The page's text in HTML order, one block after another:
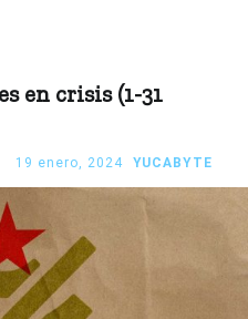
en crisis (1-31
19 enero, 2024 YUCABYTE